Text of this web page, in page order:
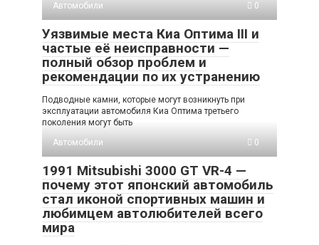
Автомобили
0
Уязвимые места Киа Оптима III и
частые её неисправности —
полный обзор проблем и
рекомендации по их устранению
Подводные камни, которые могут возникнуть при
эксплуатации автомобиля Киа Оптима третьего
поколения могут быть
Автомобили
0
1991 Mitsubishi 3000 GT VR-4 —
почему этот японский автомобиль
стал иконой спортивных машин и
любимцем автолюбителей всего
мира